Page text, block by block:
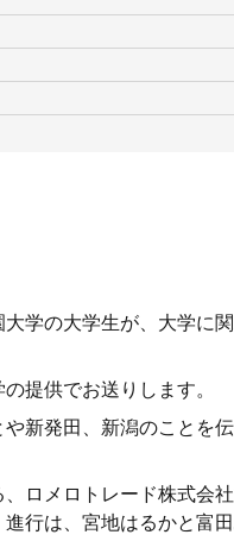
学の大学生が、大学に関
提供でお送りします。
新発田、新潟のことを
ロメロトレード株式会
行は、宮地はるかと富田